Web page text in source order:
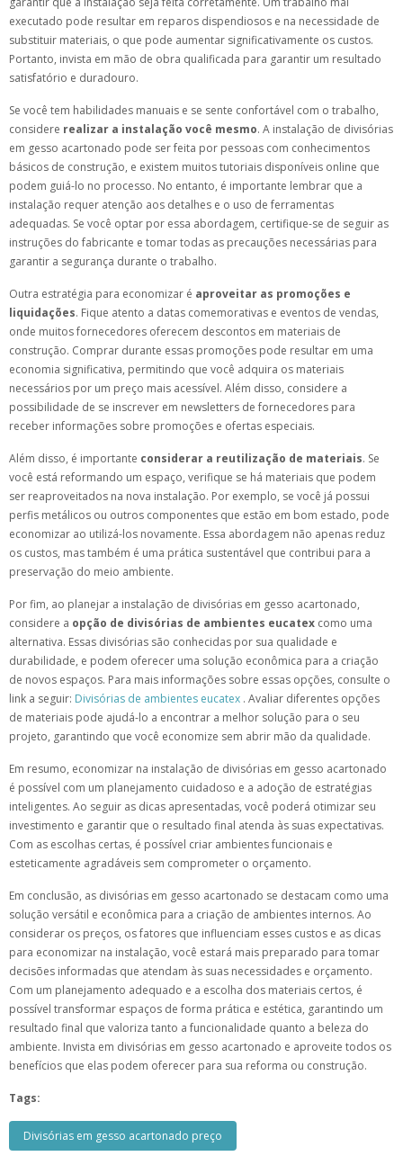
executado pode resultar em reparos dispendiosos e na necessidade de
substituir materiais, o que pode aumentar significativamente os custos.
Portanto, invista em mão de obra qualificada para garantir um resultado
satisfatório e duradouro.
Se você tem habilidades manuais e se sente confortável com o trabalho,
considere realizar a instalação você mesmo. A instalação de divisórias
em gesso acartonado pode ser feita por pessoas com conhecimentos
básicos de construção, e existem muitos tutoriais disponíveis online que
podem guiá-lo no processo. No entanto, é importante lembrar que a
instalação requer atenção aos detalhes e o uso de ferramentas
adequadas. Se você optar por essa abordagem, certifique-se de seguir as
instruções do fabricante e tomar todas as precauções necessárias para
garantir a segurança durante o trabalho.
Outra estratégia para economizar é aproveitar as promoções e
liquidações. Fique atento a datas comemorativas e eventos de vendas,
onde muitos fornecedores oferecem descontos em materiais de
construção. Comprar durante essas promoções pode resultar em uma
economia significativa, permitindo que você adquira os materiais
necessários por um preço mais acessível. Além disso, considere a
possibilidade de se inscrever em newsletters de fornecedores para
receber informações sobre promoções e ofertas especiais.
Além disso, é importante considerar a reutilização de materiais. Se
você está reformando um espaço, verifique se há materiais que podem
ser reaproveitados na nova instalação. Por exemplo, se você já possui
perfis metálicos ou outros componentes que estão em bom estado, pode
economizar ao utilizá-los novamente. Essa abordagem não apenas reduz
os custos, mas também é uma prática sustentável que contribui para a
preservação do meio ambiente.
Por fim, ao planejar a instalação de divisórias em gesso acartonado,
considere a opção de divisórias de ambientes eucatex como uma
alternativa. Essas divisórias são conhecidas por sua qualidade e
durabilidade, e podem oferecer uma solução econômica para a criação
de novos espaços. Para mais informações sobre essas opções, consulte o
link a seguir: Divisórias de ambientes eucatex . Avaliar diferentes opções
de materiais pode ajudá-lo a encontrar a melhor solução para o seu
projeto, garantindo que você economize sem abrir mão da qualidade.
Em resumo, economizar na instalação de divisórias em gesso acartonado
é possível com um planejamento cuidadoso e a adoção de estratégias
inteligentes. Ao seguir as dicas apresentadas, você poderá otimizar seu
investimento e garantir que o resultado final atenda às suas expectativas.
Com as escolhas certas, é possível criar ambientes funcionais e
esteticamente agradáveis sem comprometer o orçamento.
Em conclusão, as divisórias em gesso acartonado se destacam como uma
solução versátil e econômica para a criação de ambientes internos. Ao
considerar os preços, os fatores que influenciam esses custos e as dicas
para economizar na instalação, você estará mais preparado para tomar
decisões informadas que atendam às suas necessidades e orçamento.
Com um planejamento adequado e a escolha dos materiais certos, é
possível transformar espaços de forma prática e estética, garantindo um
resultado final que valoriza tanto a funcionalidade quanto a beleza do
ambiente. Invista em divisórias em gesso acartonado e aproveite todos os
benefícios que elas podem oferecer para sua reforma ou construção.
Tags:
Divisórias em gesso acartonado preço